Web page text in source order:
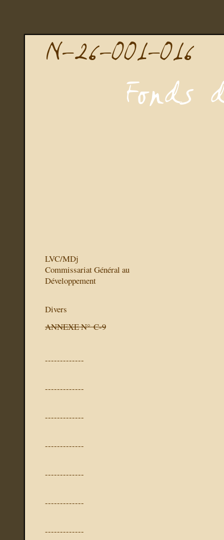
LVC/MDj
Commissariat Général au
Développement
Divers
ANNEXE N° C-9
-------------
-------------
-------------
-------------
-------------
-------------
-------------